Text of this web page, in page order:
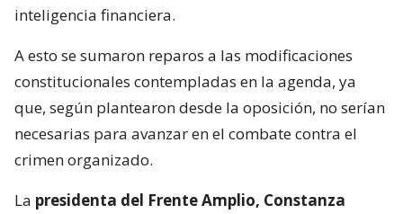
inteligencia financiera.
A esto se sumaron reparos a las modificaciones
constitucionales contempladas en la agenda, ya
que, según plantearon desde la oposición, no serían
necesarias para avanzar en el combate contra el
crimen organizado.
La presidenta del Frente Amplio, Constanza